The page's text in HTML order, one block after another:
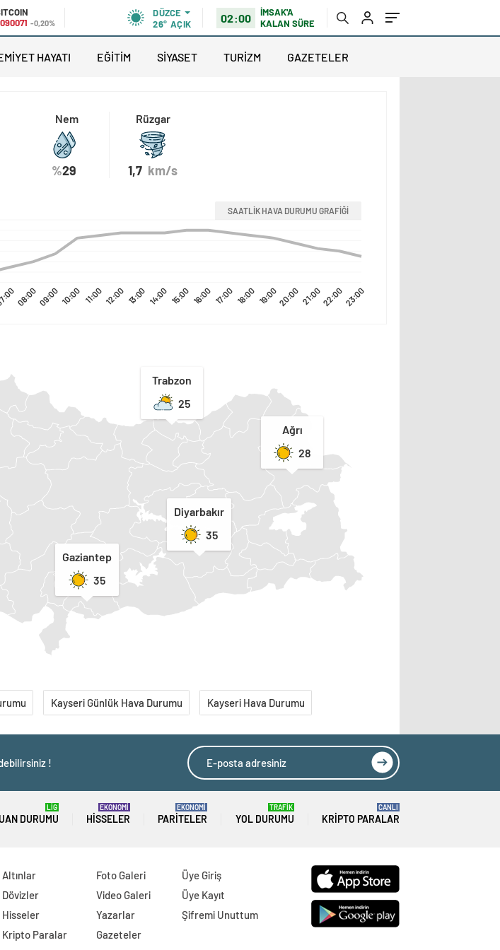
-0,20%
DÜZCE
26° AÇIK 02:00
İMSAK'A
KALAN SÜRE
HAYATI EĞİTİM SİYASET TURİZM GAZETELER
Nem
%29
Rüzgar
1,7 km/s
SAATLİK HAVA DURUMU GRAFİĞİ
08:0009:0010:00 11:00 12:00 13:00 14:00 15:00 16:00 17:00 18:00 19:0020:0021:0022:0023:00
Trabzon
25
Ağrı
28
Diyarbakır
35
Gaziantep
35
Kayseri Günlük Hava Durumu Kayseri Hava Durumu
!
DURUMU
LİG
HISSELER
EKONOMİ
PARITELER
EKONOMİ
YOL DURUMU
TRAFİK
KRIPTO PARALAR
CANLI
Altınlar
Dövizler
Hisseler
Kripto Paralar
Foto Galeri
Video Galeri
Yazarlar
Gazeteler
Üye Giriş
Üye Kayıt
Şifremi Unuttum